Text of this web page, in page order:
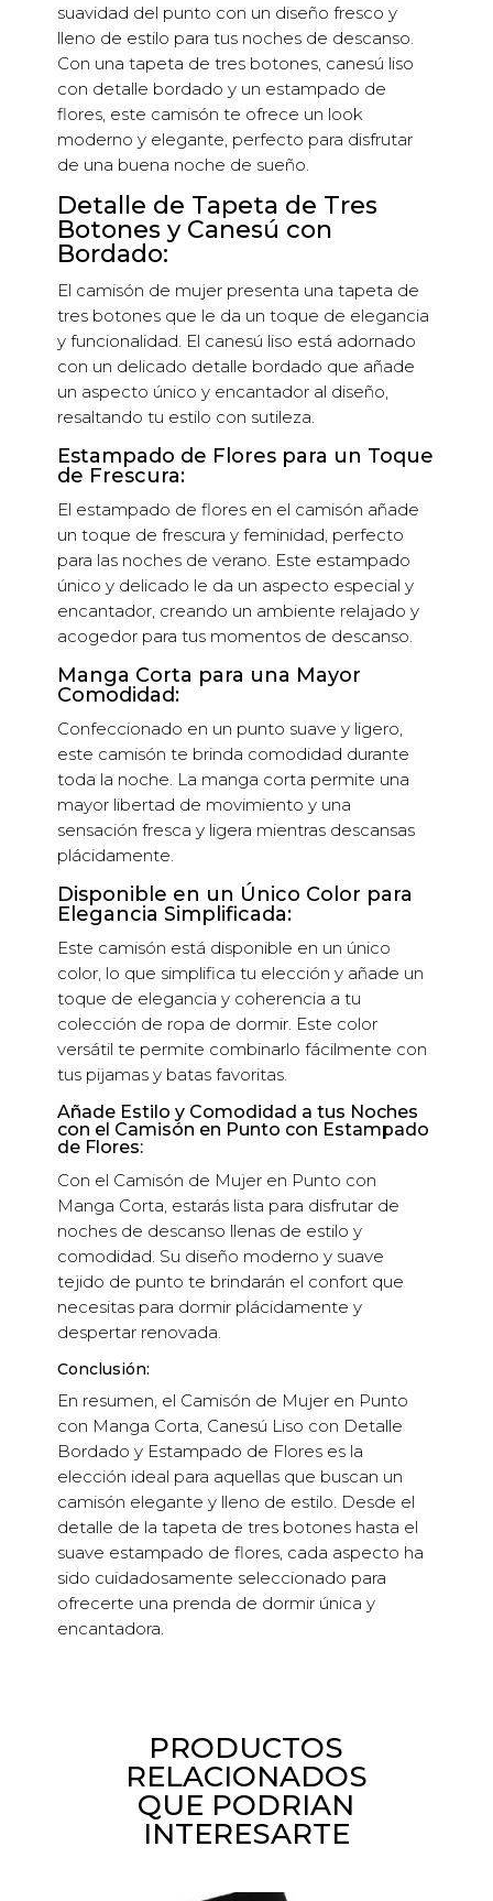
suavidad del punto con un diseño fresco y
lleno de estilo para tus noches de descanso.
Con una tapeta de tres botones, canesú liso
con detalle bordado y un estampado de
flores, este camisón te ofrece un look
moderno y elegante, perfecto para disfrutar
de una buena noche de sueño.
Detalle de Tapeta de Tres
Botones y Canesú con
Bordado:
El camisón de mujer presenta una tapeta de
tres botones que le da un toque de elegancia
y funcionalidad. El canesú liso está adornado
con un delicado detalle bordado que añade
un aspecto único y encantador al diseño,
resaltando tu estilo con sutileza.
Estampado de Flores para un Toque
de Frescura:
El estampado de flores en el camisón añade
un toque de frescura y feminidad, perfecto
para las noches de verano. Este estampado
único y delicado le da un aspecto especial y
encantador, creando un ambiente relajado y
acogedor para tus momentos de descanso.
Manga Corta para una Mayor
Comodidad:
Confeccionado en un punto suave y ligero,
este camisón te brinda comodidad durante
toda la noche. La manga corta permite una
mayor libertad de movimiento y una
sensación fresca y ligera mientras descansas
plácidamente.
Disponible en un Único Color para
Elegancia Simplificada:
Este camisón está disponible en un único
color, lo que simplifica tu elección y añade un
toque de elegancia y coherencia a tu
colección de ropa de dormir. Este color
versátil te permite combinarlo fácilmente con
tus pijamas y batas favoritas.
Añade Estilo y Comodidad a tus Noches
con el Camisón en Punto con Estampado
de Flores:
Con el Camisón de Mujer en Punto con
Manga Corta, estarás lista para disfrutar de
noches de descanso llenas de estilo y
comodidad. Su diseño moderno y suave
tejido de punto te brindarán el confort que
necesitas para dormir plácidamente y
despertar renovada.
Conclusión:
En resumen, el Camisón de Mujer en Punto
con Manga Corta, Canesú Liso con Detalle
Bordado y Estampado de Flores es la
elección ideal para aquellas que buscan un
camisón elegante y lleno de estilo. Desde el
detalle de la tapeta de tres botones hasta el
suave estampado de flores, cada aspecto ha
sido cuidadosamente seleccionado para
ofrecerte una prenda de dormir única y
encantadora.
PRODUCTOS
RELACIONADOS
QUE PODRIAN
INTERESARTE